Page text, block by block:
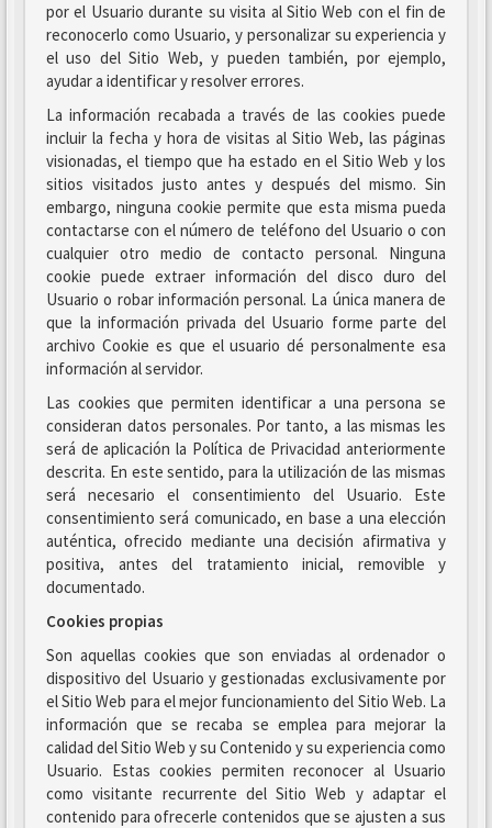
por el Usuario durante su visita al Sitio Web con el fin de
reconocerlo como Usuario, y personalizar su experiencia y
el uso del Sitio Web, y pueden también, por ejemplo,
ayudar a identificar y resolver errores.
La información recabada a través de las cookies puede
incluir la fecha y hora de visitas al Sitio Web, las páginas
visionadas, el tiempo que ha estado en el Sitio Web y los
sitios visitados justo antes y después del mismo. Sin
embargo, ninguna cookie permite que esta misma pueda
contactarse con el número de teléfono del Usuario o con
cualquier otro medio de contacto personal. Ninguna
cookie puede extraer información del disco duro del
Usuario o robar información personal. La única manera de
que la información privada del Usuario forme parte del
archivo Cookie es que el usuario dé personalmente esa
información al servidor.
Las cookies que permiten identificar a una persona se
consideran datos personales. Por tanto, a las mismas les
será de aplicación la Política de Privacidad anteriormente
descrita. En este sentido, para la utilización de las mismas
será necesario el consentimiento del Usuario. Este
consentimiento será comunicado, en base a una elección
auténtica, ofrecido mediante una decisión afirmativa y
positiva, antes del tratamiento inicial, removible y
documentado.
Cookies propias
Son aquellas cookies que son enviadas al ordenador o
dispositivo del Usuario y gestionadas exclusivamente por
el Sitio Web para el mejor funcionamiento del Sitio Web. La
información que se recaba se emplea para mejorar la
calidad del Sitio Web y su Contenido y su experiencia como
Usuario. Estas cookies permiten reconocer al Usuario
como visitante recurrente del Sitio Web y adaptar el
contenido para ofrecerle contenidos que se ajusten a sus